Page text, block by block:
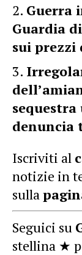
Guerra
Guardia
sui
denuncia
Iscriviti al
notizie in
sulla
Seguici su
stellina ★